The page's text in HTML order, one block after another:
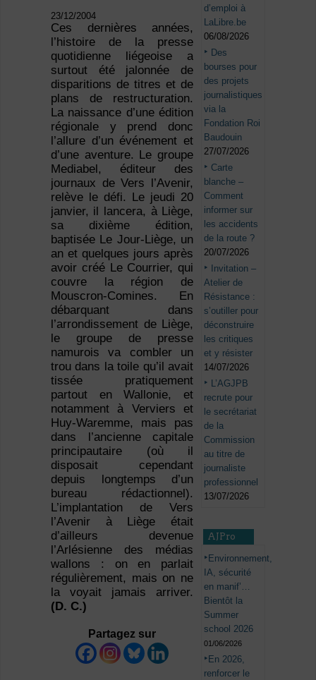
23/12/2004
Ces dernières années,
l’histoire de la presse
quotidienne liégeoise a
surtout été jalonnée de
disparitions de titres et de
plans de restructuration.
La naissance d’une édition
régionale y prend donc
l’allure d’un événement et
d’une aventure. Le groupe
Mediabel, éditeur des
journaux de Vers l’Avenir,
relève le défi. Le jeudi 20
janvier, il lancera, à Liège,
sa dixième édition,
baptisée Le Jour-Liège, un
an et quelques jours après
avoir créé Le Courrier, qui
couvre la région de
Mouscron-Comines. En
débarquant dans
l’arrondissement de Liège,
le groupe de presse
namurois va combler un
trou dans la toile qu’il avait
tissée pratiquement
partout en Wallonie, et
notamment à Verviers et
Huy-Waremme, mais pas
dans l’ancienne capitale
principautaire (où il
disposait cependant
depuis longtemps d’un
bureau rédactionnel).
L’implantation de Vers
l’Avenir à Liège était
d’ailleurs devenue
l’Arlésienne des médias
wallons : on en parlait
régulièrement, mais on ne
la voyait jamais arriver.
(D. C.)
Partagez sur
d’emploi à
LaLibre.be
06/08/2026
Des
bourses pour
des projets
journalistiques
via la
Fondation Roi
Baudouin
27/07/2026
Carte
blanche –
Comment
informer sur
les accidents
de la route ?
20/07/2026
Invitation –
Atelier de
Résistance :
s’outiller pour
déconstruire
les critiques
et y résister
14/07/2026
L’AGJPB
recrute pour
le secrétariat
de la
Commission
au titre de
journaliste
professionnel
13/07/2026
AJPro
Environnement,
IA, sécurité
en manif’…
Bientôt la
Summer
school 2026
01/06/2026
En 2026,
renforcer le